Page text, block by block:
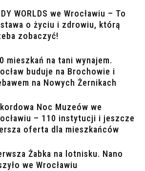
WORLDS we Wrocławiu – To
o życiu i zdrowiu, którą
zobaczyć!
mieszkań na tani wynajem.
buduje na Brochowie i
na Nowych Żernikach
Noc Muzeów we
– 110 instytucji i jeszcze
oferta dla mieszkańców
Żabka na lotnisku. Nano
we Wrocławiu